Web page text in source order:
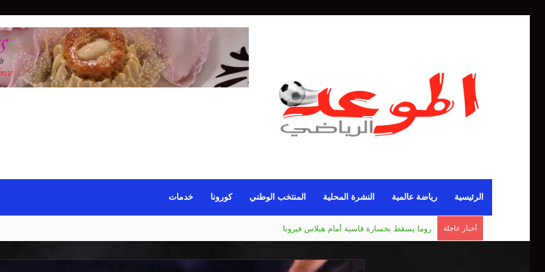
الرئيسية رياضة عالمية النشرة المحلية المنتخب الوطني كورونا خدمات
أخبار عاجلة مانشستر يونايتد يقدم أسوأ نسخة منذ 38 عاما